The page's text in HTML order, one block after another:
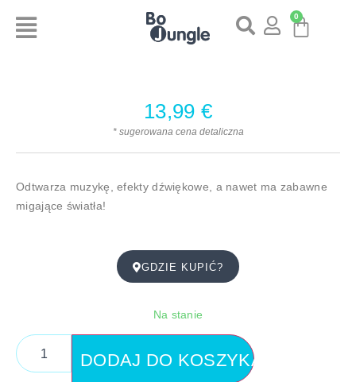
0
13,99 €
* sugerowana cena detaliczna
Odtwarza muzykę, efekty dźwiękowe, a nawet ma zabawne
migające światła!
GDZIE KUPIĆ?
Na stanie
DODAJ DO KOSZYKA